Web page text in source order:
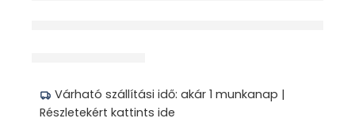
Várható szállítási idő: akár 1 munkanap |
Részletekért kattints ide